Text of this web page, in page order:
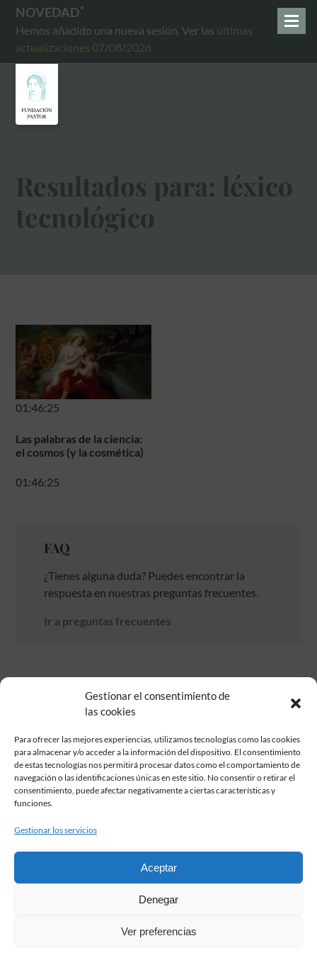
Gestionar el consentimiento de
las cookies
Para ofrecer las mejores experiencias, utilizamos tecnologías como las cookies
para almacenar y/o acceder a la información del dispositivo. El consentimiento
de estas tecnologías nos permitirá procesar datos como el comportamiento de
navegación o las identificaciones únicas en este sitio. No consentir o retirar el
consentimiento, puede afectar negativamente a ciertas características y
funciones.
Gestionar los servicios
Aceptar
Denegar
Ver preferencias
NOVEDAD
Hemos añadido una nueva sesión. Ver las últimas
actualizaciones 07/08/2026
Resultados para: léxico
tecnológico
01:46:25
Las palabras de la ciencia:
el cosmos (y la cosmética)
01:46:25
FAQ
¿Tienes alguna duda? Puedes encontrar la
respuesta en nuestras preguntas frecuentes.
Ir a preguntas frecuentes
Fundación Pastor de Estudios Clásicos
Calle Serrano, 107. Madrid, 28006.
915617236
2026 Todos los derechos reservados © Fundación Pastor. Sitio web
Condiciones de contratación
Aviso legal